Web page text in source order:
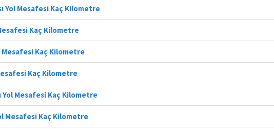
Yol Mesafesi Kaç Kilometre
Kaç Kilometre
Mesafesi Kaç Kilometre
Kaç Kilometre
Yol Mesafesi Kaç Kilometre
Mesafesi Kaç Kilometre